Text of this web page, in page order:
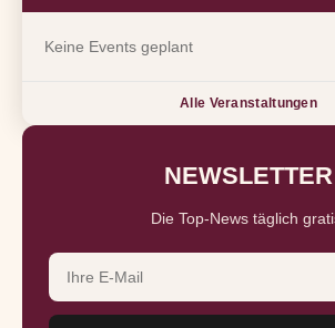
Keine Events geplant
Alle Veranstaltungen
NEWSLETTER
Die Top-News täglich